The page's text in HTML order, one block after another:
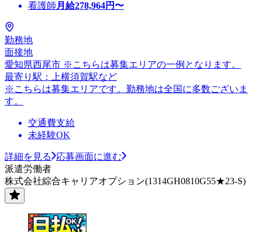
看護師 月給278,964円〜
勤務地
面接地
愛知県西尾市 ※こちらは募集エリアの一例となります。
最寄り駅：上横須賀駅など
※こちらは募集エリアです。勤務地は全国に多数ございま
す。
交通費支給
未経験OK
詳細を見る
応募画面に進む
派遣労働者
株式会社綜合キャリアオプション(1314GH0810G55★23-S)